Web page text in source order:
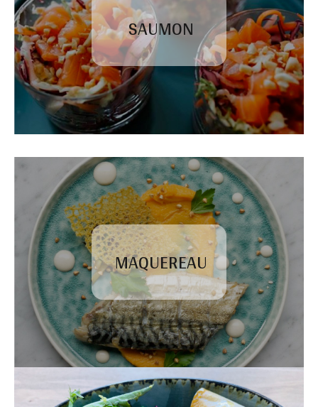
SAUMON
MAQUEREAU